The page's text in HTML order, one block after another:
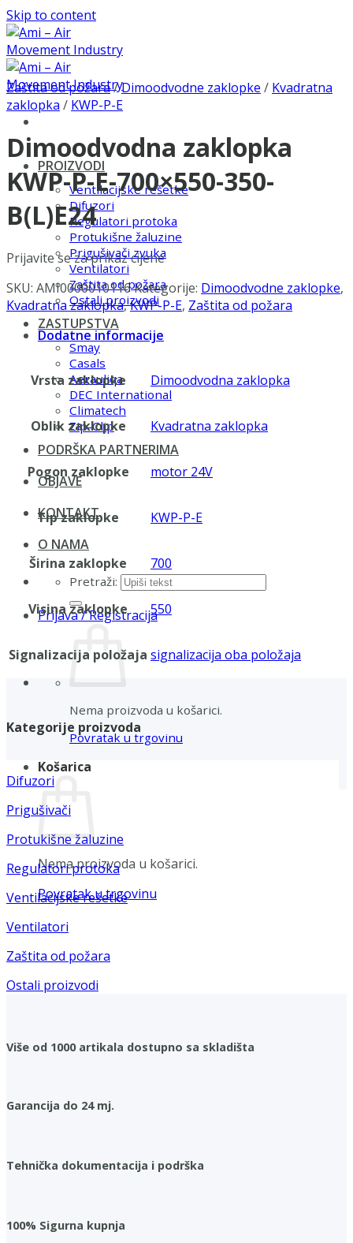
Skip to content
PROIZVODI
Ventilacijske rešetke
Difuzori
Regulatori protoka
Protukišne žaluzine
Prigušivači zvuka
Ventilatori
Zaštita od požara
Ostali proizvodi
ZASTUPSTVA
Smay
Casals
Aerauliqa
DEC International
Climatech
Zip-Clip
PODRŠKA PARTNERIMA
OBJAVE
KONTAKT
O NAMA
Pretraži:
Prijava / Registracija
Nema proizvoda u košarici.
Povratak u trgovinu
Košarica
Nema proizvoda u košarici.
Povratak u trgovinu
Zaštita od požara/Dimoodvodne zaklopke / Kvadratna
zaklopka / KWP-P-E
Dimoodvodna zaklopka
KWP-P-E-700×550-350-
B(L)E24
Prijavite se za prikaz cijene
SKU: AMI0000010116Kategorije: Dimoodvodne zaklopke,
Kvadratna zaklopka,KWP-P-E, Zaštita od požara
Dodatne informacije
Vrsta zaklopke Dimoodvodna zaklopka
Oblik zaklopke Kvadratna zaklopka
Pogon zaklopke motor 24V
Tip zaklopke KWP-P-E
Širina zaklopke 700
Visina zaklopke 550
Signalizacija položaja signalizacija oba položaja
Kategorije proizvoda
Difuzori
Prigušivači
Protukišne žaluzine
Regulatori protoka
Ventilacijske rešetke
Ventilatori
Zaštita od požara
Ostali proizvodi
Više od 1000 artikala dostupno sa skladišta
Garancija do 24 mj.
Tehnička dokumentacija i podrška
100% Sigurna kupnja